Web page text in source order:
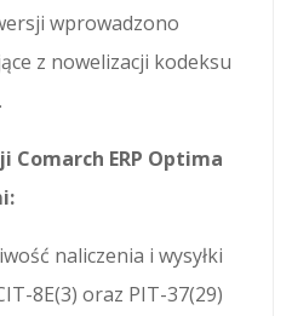
wprowadzono
z nowelizacji kodeksu
ERP Optima
naliczenia i wysyłki
8E(3) oraz PIT-37(29)